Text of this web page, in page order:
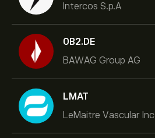
Intercos S.p.A
0B2.DE
BAWAG Group AG
LMAT
LeMaitre Vascular Inc